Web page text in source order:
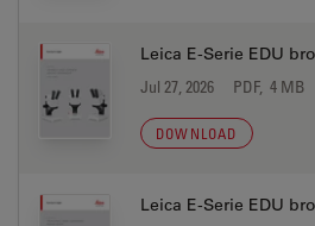
Leica E-Serie EDU
Jul 27, 2026 PDF, 4 MB
DOWNLOAD
Leica E-Serie EDU